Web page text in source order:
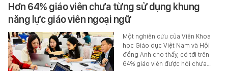
Hơn 64% giáo viên chưa từng sử dụng khung
năng lực giáo viên ngoại ngữ
Một nghiên cứu của Viện Khoa
học Giáo dục Việt Nam và Hội
đồng Anh cho thấy, có tới trên
64% giáo viên được hỏi chưa…